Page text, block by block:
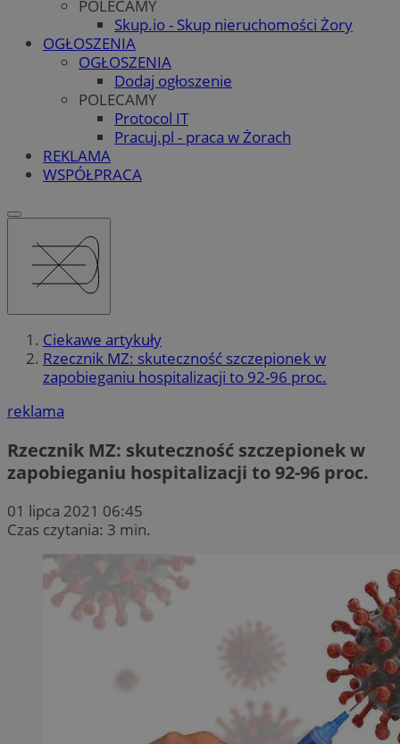
POLECAMY
Skup.io - Skup nieruchomości Żory
OGŁOSZENIA
OGŁOSZENIA
Dodaj ogłoszenie
POLECAMY
Protocol IT
Pracuj.pl - praca w Żorach
REKLAMA
WSPÓŁPRACA
Ciekawe artykuły
Rzecznik MZ: skuteczność szczepionek w
zapobieganiu hospitalizacji to 92-96 proc.
reklama
Rzecznik MZ: skuteczność szczepionek w
zapobieganiu hospitalizacji to 92-96 proc.
01 lipca 2021 06:45
Czas czytania: 3 min.